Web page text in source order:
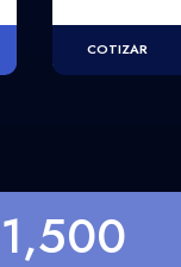
COTIZAR
1,500